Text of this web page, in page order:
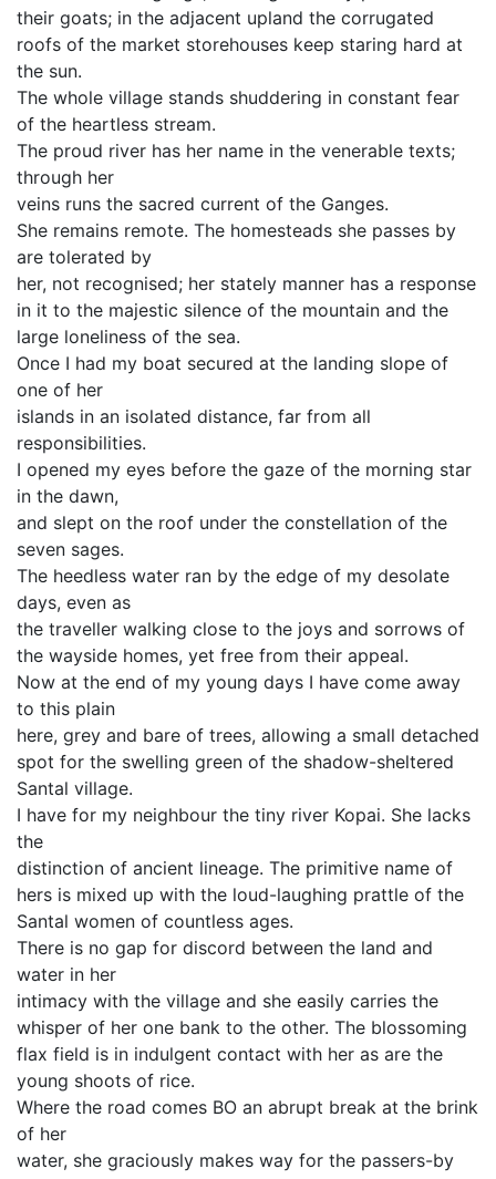
their goats; in the adjacent upland the corrugated
roofs of the market storehouses keep staring hard at
the sun.
The whole village stands shuddering in constant fear
of the heartless stream.
The proud river has her name in the venerable texts;
through her
veins runs the sacred current of the Ganges.
She remains remote. The homesteads she passes by
are tolerated by
her, not recognised; her stately manner has a response
in it to the majestic silence of the mountain and the
large loneliness of the sea.
Once I had my boat secured at the landing slope of
one of her
islands in an isolated distance, far from all
responsibilities.
I opened my eyes before the gaze of the morning star
in the dawn,
and slept on the roof under the constellation of the
seven sages.
The heedless water ran by the edge of my desolate
days, even as
the traveller walking close to the joys and sorrows of
the wayside homes, yet free from their appeal.
Now at the end of my young days I have come away
to this plain
here, grey and bare of trees, allowing a small detached
spot for the swelling green of the shadow-sheltered
Santal village.
I have for my neighbour the tiny river Kopai. She lacks
the
distinction of ancient lineage. The primitive name of
hers is mixed up with the loud-laughing prattle of the
Santal women of countless ages.
There is no gap for discord between the land and
water in her
intimacy with the village and she easily carries the
whisper of her one bank to the other. The blossoming
flax field is in indulgent contact with her as are the
young shoots of rice.
Where the road comes BO an abrupt break at the brink
of her
water, she graciously makes way for the passers-by